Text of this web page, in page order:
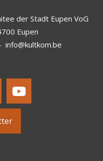
der Stadt Eupen VoG
Eupen
info@kultkom.be